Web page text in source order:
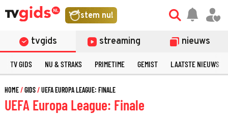
stem nu!
tvgids streaming nieuws
TV GIDS NU & STRAKS PRIMETIME GEMIST LAATSTE NIEUWS
HOME GIDS UEFA EUROPA LEAGUE: FINALE
UEFA Europa League: Finale